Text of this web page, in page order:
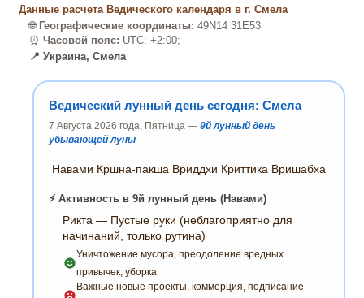
Данные расчета Ведического календаря в г. Смела
🌐 Географические координаты: 49N14 31E53
⏰ Часовой пояс: UTC: +2:00;
📍 Украина, Смела
Ведический лунный день сегодня: Смела
7 Августа 2026 года, Пятница — 9й лунный день
убывающей луны
Навами Кршна-пакша Вриддхи Криттика Вришабха
⚡ Активность в 9й лунный день (Навами)
Рикта — Пустые руки (неблагоприятно для
начинаний, только рутина)
Уничтожение мусора, преодоление вредных
привычек, уборка
Важные новые проекты, коммерция, подписание